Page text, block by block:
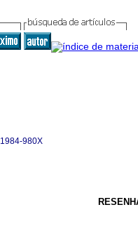
1984-980X